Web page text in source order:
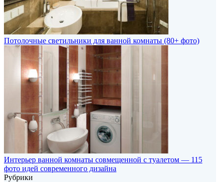
Потолочные светильники для ванной комнаты (80+ фото)
Интерьер ванной комнаты совмещенной с туалетом — 115
фото идей современного дизайна
Рубрики